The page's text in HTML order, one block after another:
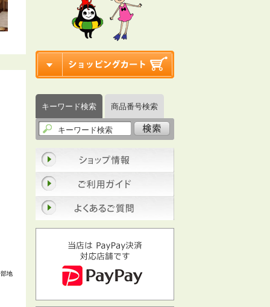
地
キーワード検索 商品番号検索